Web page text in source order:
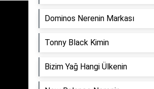
Dominos Nerenin Markası
Tonny Black Kimin
Bizim Yağ Hangi Ülkenin